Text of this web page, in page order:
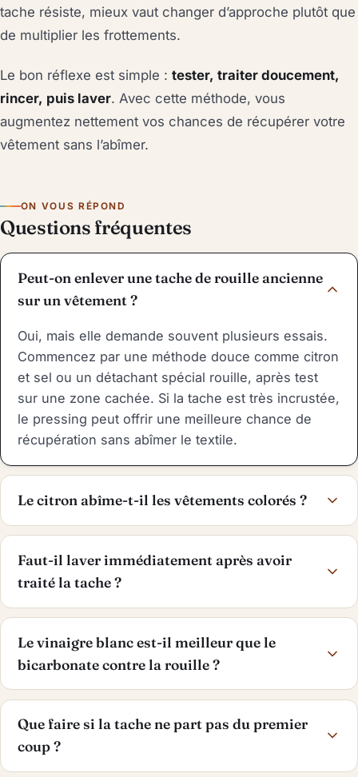
tache résiste, mieux vaut changer d’approche plutôt que
de multiplier les frottements.
Le bon réflexe est simple : tester, traiter doucement,
rincer, puis laver. Avec cette méthode, vous
augmentez nettement vos chances de récupérer votre
vêtement sans l’abîmer.
ON VOUS RÉPOND
Questions fréquentes
Peut-on enlever une tache de rouille ancienne
sur un vêtement ?
Oui, mais elle demande souvent plusieurs essais.
Commencez par une méthode douce comme citron
et sel ou un détachant spécial rouille, après test
sur une zone cachée. Si la tache est très incrustée,
le pressing peut offrir une meilleure chance de
récupération sans abîmer le textile.
Le citron abîme-t-il les vêtements colorés ?
Faut-il laver immédiatement après avoir
traité la tache ?
Le vinaigre blanc est-il meilleur que le
bicarbonate contre la rouille ?
Que faire si la tache ne part pas du premier
coup ?